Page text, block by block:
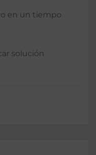
en un tiempo
solución